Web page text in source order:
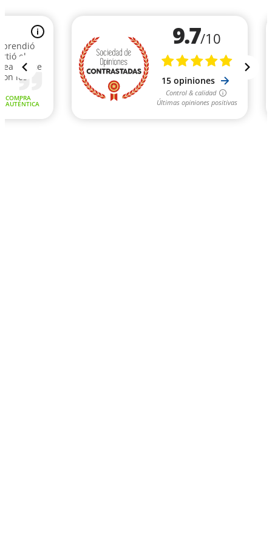
i
el
los
COMPRA
AUTÉNTICA
9.7/10
15 opiniones
Control & calidad
Últimas opiniones positivas